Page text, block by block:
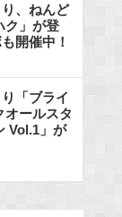
、ねんど
ク」が登
開催中！
「ブライ
オールスタ
Vol.1」が